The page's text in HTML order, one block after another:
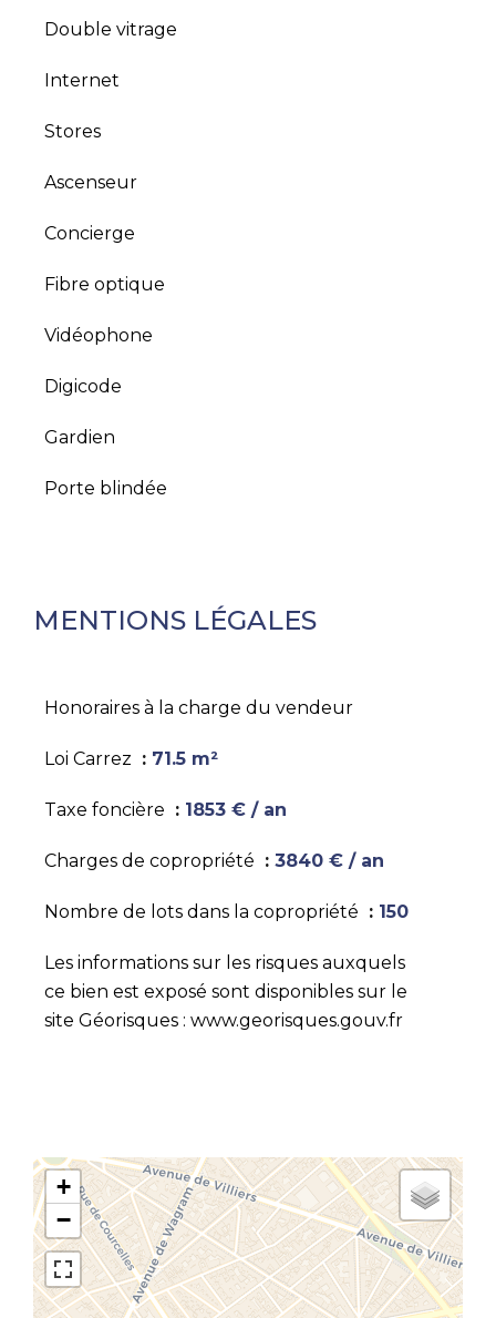
Double vitrage
Internet
Stores
Ascenseur
Concierge
Fibre optique
Vidéophone
Digicode
Gardien
Porte blindée
MENTIONS LÉGALES
Honoraires à la charge du vendeur
Loi Carrez 71.5 m²
Taxe foncière 1853 € / an
Charges de copropriété 3840 € / an
Nombre de lots dans la copropriété 150
Les informations sur les risques auxquels
ce bien est exposé sont disponibles sur le
site Géorisques : www.georisques.gouv.fr
+
−